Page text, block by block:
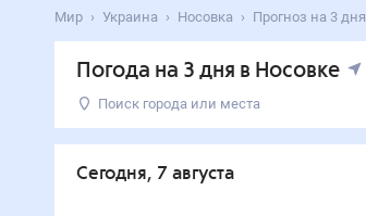
Мир Украина Носовка Прогноз на 3 дня
Погода на 3 дня в Носовке
Поиск города или места
День
Сегодня
7 августа
Сегодня, 7 августа